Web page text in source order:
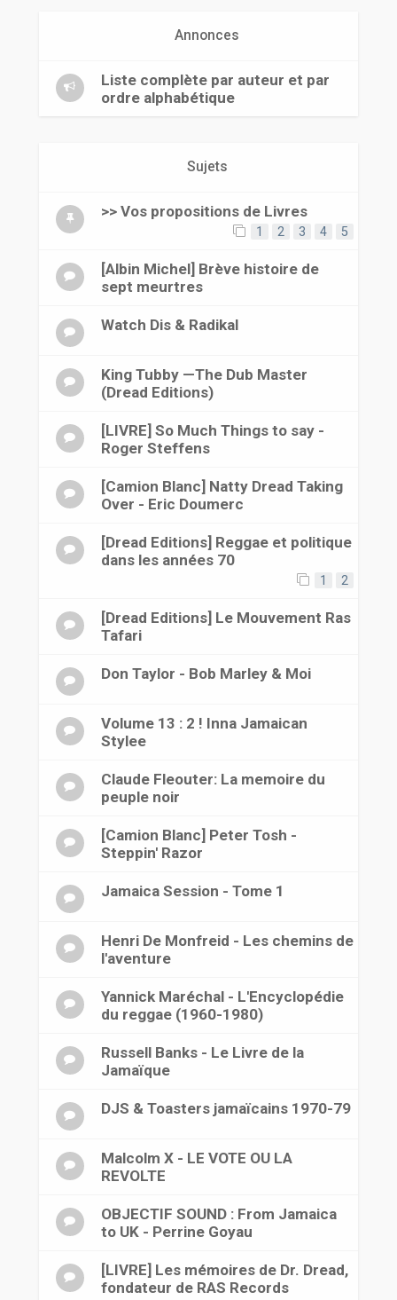
Annonces
Liste complète par auteur et par
ordre alphabétique
Sujets
>> Vos propositions de Livres
1 2 3 4 5
[Albin Michel] Brève histoire de
sept meurtres
Watch Dis & Radikal
King Tubby —The Dub Master
(Dread Editions)
[LIVRE] So Much Things to say -
Roger Steffens
[Camion Blanc] Natty Dread Taking
Over - Eric Doumerc
[Dread Editions] Reggae et politique
dans les années 70
1 2
[Dread Editions] Le Mouvement Ras
Tafari
Don Taylor - Bob Marley & Moi
Volume 13 : 2 ! Inna Jamaican
Stylee
Claude Fleouter: La memoire du
peuple noir
[Camion Blanc] Peter Tosh -
Steppin' Razor
Jamaica Session - Tome 1
Henri De Monfreid - Les chemins de
l'aventure
Yannick Maréchal - L'Encyclopédie
du reggae (1960-1980)
Russell Banks - Le Livre de la
Jamaïque
DJS & Toasters jamaïcains 1970-79
Malcolm X - LE VOTE OU LA
REVOLTE
OBJECTIF SOUND : From Jamaica
to UK - Perrine Goyau
[LIVRE] Les mémoires de Dr. Dread,
fondateur de RAS Records